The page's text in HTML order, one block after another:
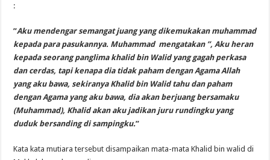
:
”Aku mendengar semangat juang yang dikemukakan muhammad
kepada para pasukannya. Muhammad mengatakan ”, Aku heran
kepada seorang panglima khalid bin Walid yang gagah perkasa
dan cerdas, tapi kenapa dia tidak paham dengan Agama Allah
yang aku bawa, sekiranya Khalid bin Walid tahu dan paham
dengan Agama yang aku bawa, dia akan berjuang bersamaku
(Muhammad), Khalid akan aku jadikan juru rundingku yang
duduk bersanding di sampingku.”
Kata kata mutiara tersebut disampaikan mata-mata Khalid bin walid di